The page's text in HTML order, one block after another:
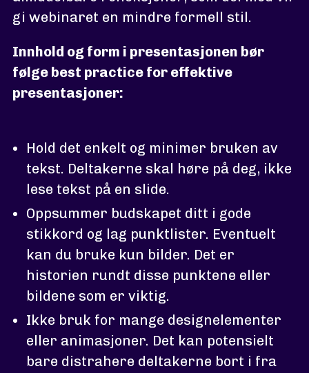
gi webinaret en mindre formell stil.
Innhold og form i presentasjonen bør
følge best practice for effektive
presentasjoner:
Hold det enkelt og minimer bruken av
tekst. Deltakerne skal høre på deg, ikke
lese tekst på en slide.
Oppsummer budskapet ditt i gode
stikkord og lag punktlister. Eventuelt
kan du bruke kun bilder. Det er
historien rundt disse punktene eller
bildene som er viktig.
Ikke bruk for mange designelementer
eller animasjoner. Det kan potensielt
bare distrahere deltakerne bort i fra